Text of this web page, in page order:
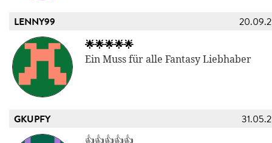
LENNY99
🌟🌟🌟🌟🌟
Ein Muss für alle Fantasy Liebhaber
GKUPFY
👍👍👍👍👍